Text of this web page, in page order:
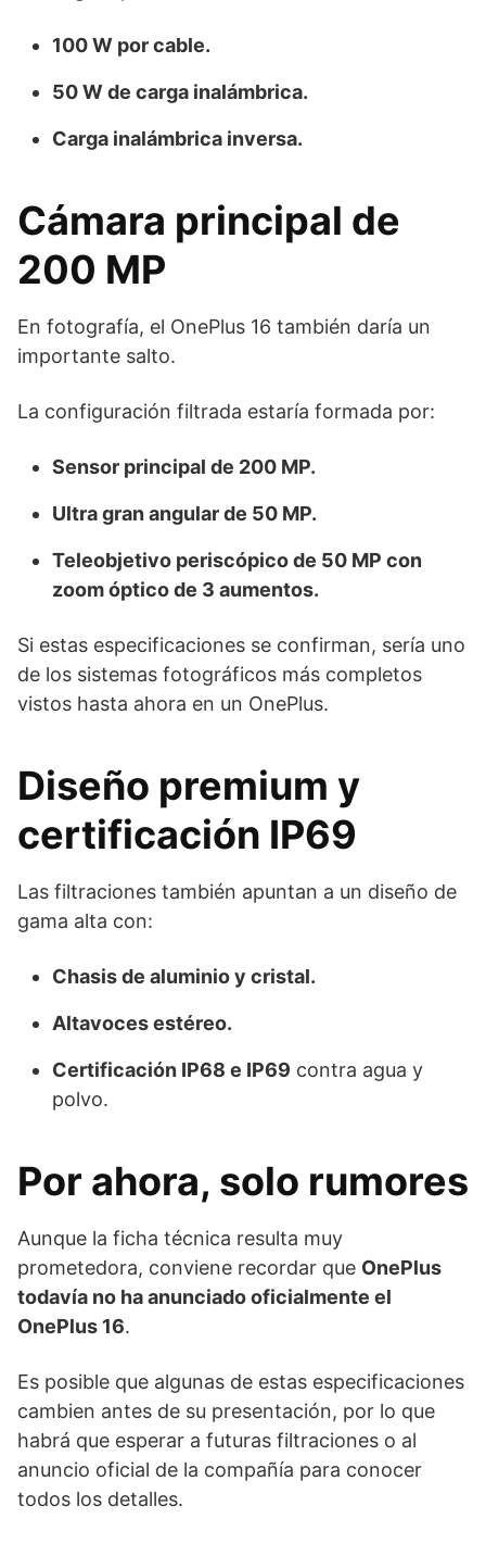
100 W por cable.
50 W de carga inalámbrica.
Carga inalámbrica inversa.
Cámara principal de
200 MP
En fotografía, el OnePlus 16 también daría un
importante salto.
La configuración filtrada estaría formada por:
Sensor principal de 200 MP.
Ultra gran angular de 50 MP.
Teleobjetivo periscópico de 50 MP con
zoom óptico de 3 aumentos.
Si estas especificaciones se confirman, sería uno
de los sistemas fotográficos más completos
vistos hasta ahora en un OnePlus.
Diseño premium y
certificación IP69
Las filtraciones también apuntan a un diseño de
gama alta con:
Chasis de aluminio y cristal.
Altavoces estéreo.
Certificación IP68 e IP69 contra agua y
polvo.
Por ahora, solo rumores
Aunque la ficha técnica resulta muy
prometedora, conviene recordar que OnePlus
todavía no ha anunciado oficialmente el
OnePlus 16.
Es posible que algunas de estas especificaciones
cambien antes de su presentación, por lo que
habrá que esperar a futuras filtraciones o al
anuncio oficial de la compañía para conocer
todos los detalles.